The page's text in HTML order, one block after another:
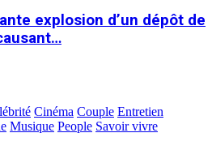
explosion d’un dépôt de
Cinéma Couple Entretien
Musique People Savoir vivre